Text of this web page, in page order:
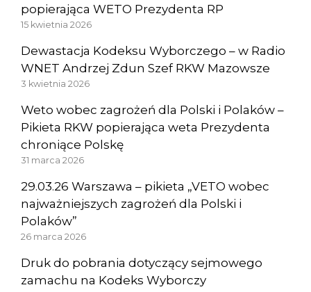
popierająca WETO Prezydenta RP
15 kwietnia 2026
Dewastacja Kodeksu Wyborczego – w Radio
WNET Andrzej Zdun Szef RKW Mazowsze
3 kwietnia 2026
Weto wobec zagrożeń dla Polski i Polaków –
Pikieta RKW popierająca weta Prezydenta
chroniące Polskę
31 marca 2026
29.03.26 Warszawa – pikieta „VETO wobec
najważniejszych zagrożeń dla Polski i
Polaków”
26 marca 2026
Druk do pobrania dotyczący sejmowego
zamachu na Kodeks Wyborczy